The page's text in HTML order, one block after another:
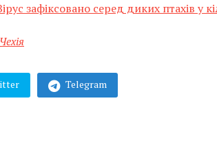
зафіксовано серед диких птахів у
Чехія
Telegram